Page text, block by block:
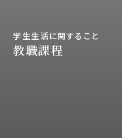
学生生活に関すること
教職課程